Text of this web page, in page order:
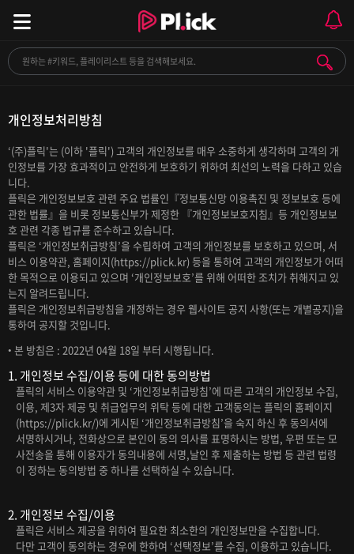
개인정보처리방침
‘(주)플릭'는 (이하 '플릭') 고객의 개인정보를 매우 소중하게 생각하며 고객의 개
인정보를 가장 효과적이고 안전하게 보호하기 위하여 최선의 노력을 다하고 있습
니다.
플릭은 개인정보보호 관련 주요 법률인『정보통신망 이용촉진 및 정보보호 등에
관한 법률』을 비롯 정보통신부가 제정한 『개인정보보호지침』등 개인정보보
호 관련 각종 법규를 준수하고 있습니다.
플릭은 ‘개인정보취급방침’을 수립하여 고객의 개인정보를 보호하고 있으며, 서
비스 이용약관, 홈페이지(https://plick.kr) 등을 통하여 고객의 개인정보가 어떠
한 목적으로 이용되고 있으며 ‘개인정보보호’를 위해 어떠한 조치가 취해지고 있
는지 알려드립니다.
플릭은 개인정보취급방침을 개정하는 경우 웹사이트 공지 사항(또는 개별공지)을
통하여 공지할 것입니다.
• 본 방침은 : 2022년 04월 18일 부터 시행됩니다.
1. 개인정보 수집/이용 등에 대한 동의방법
플릭의 서비스 이용약관 및 ‘개인정보취급방침’에 따른 고객의 개인정보 수집,
이용, 제3자 제공 및 취급업무의 위탁 등에 대한 고객동의는 플릭의 홈페이지
(https://plick.kr/)에 게시된 ‘개인정보취급방침’을 숙지 하신 후 동의서에
서명하시거나, 전화상으로 본인이 동의 의사를 표명하시는 방법, 우편 또는 모
사전송을 통해 이용자가 동의내용에 서명,날인 후 제출하는 방법 등 관련 법령
이 정하는 동의방법 중 하나를 선택하실 수 있습니다.
2. 개인정보 수집/이용
플릭은 서비스 제공을 위하여 필요한 최소한의 개인정보만을 수집합니다.
다만 고객이 동의하는 경우에 한하여 ‘선택정보’를 수집, 이용하고 있습니다.